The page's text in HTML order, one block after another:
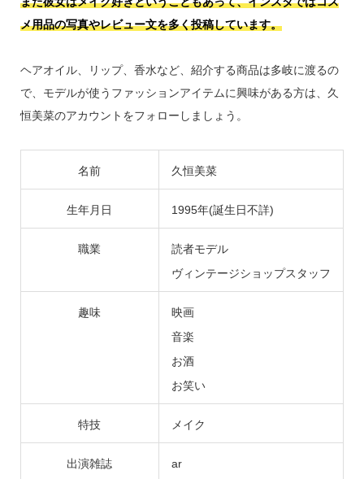
メ用品の写真やレビュー文を多く投稿しています。
ヘアオイル、リップ、香水など、紹介する商品は多岐に渡るの
で、モデルが使うファッションアイテムに興味がある方は、久
恒美菜のアカウントをフォローしましょう。
名前 久恒美菜
生年月日 1995年(誕生日不詳)
職業
読者モデル
ヴィンテージショップスタッフ
趣味
映画
音楽
お酒
お笑い
特技 メイク
出演雑誌
ar